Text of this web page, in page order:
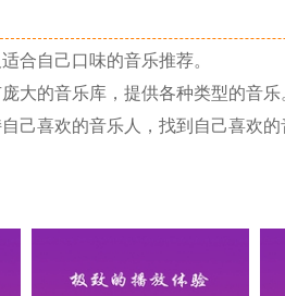
自己口味的音乐推荐。
的音乐库，提供各种类型的音乐
喜欢的音乐人，找到自己喜欢的